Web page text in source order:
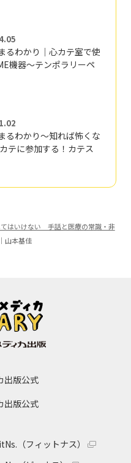
るわかり｜心カテ室で使
機器～テンポラリーペ
るわかり～知れば怖くな
テに参加する！カテス
はいけない 手話と医療の常識・非
山本基佳
出版公式
出版公式
（フィットナス）